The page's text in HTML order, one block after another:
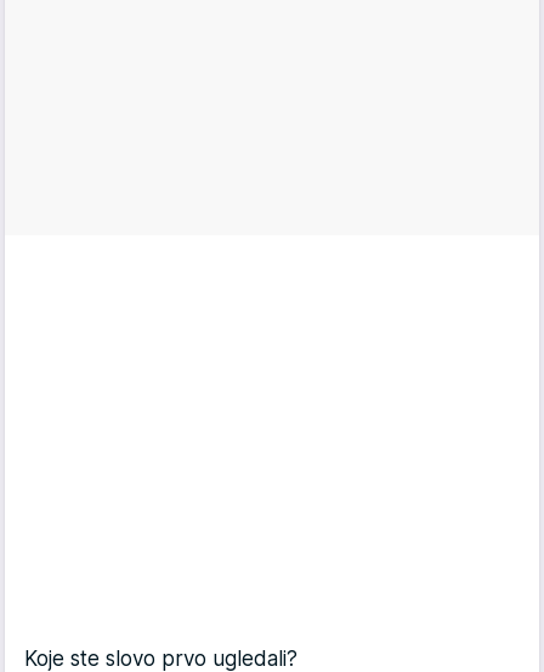
Koje ste slovo prvo ugledali?